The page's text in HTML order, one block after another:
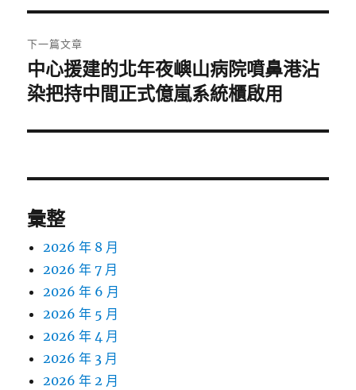
章:
下一篇文章
下
一
文
中心援建的北年夜嶼山病院噴鼻港沾
染把持中間正式億嵐系統櫃啟用
彙整
2026 年 8 月
2026 年 7 月
2026 年 6 月
2026 年 5 月
2026 年 4 月
2026 年 3 月
2026 年 2 月